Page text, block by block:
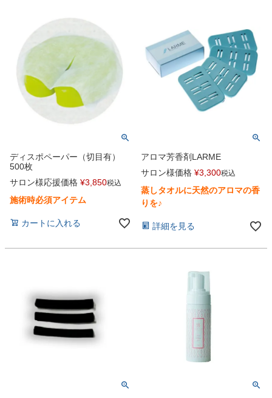
ディスポペーパー（切目有）
500枚
サロン様応援価格 ¥3,850税込
施術時必須アイテム
カートに入れる
アロマ芳香剤LARME
サロン様価格 ¥3,300税込
蒸しタオルに天然のアロマの香
りを♪
詳細を見る